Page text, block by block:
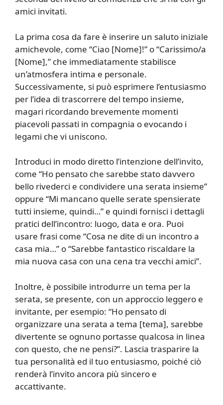
amici invitati.
La prima cosa da fare è inserire un saluto iniziale
amichevole, come “Ciao [Nome]!” o “Carissimo/a
[Nome],” che immediatamente stabilisce
un’atmosfera intima e personale.
Successivamente, si può esprimere l’entusiasmo
per l’idea di trascorrere del tempo insieme,
magari ricordando brevemente momenti
piacevoli passati in compagnia o evocando i
legami che vi uniscono.
Introduci in modo diretto l’intenzione dell’invito,
come “Ho pensato che sarebbe stato davvero
bello rivederci e condividere una serata insieme”
oppure “Mi mancano quelle serate spensierate
tutti insieme, quindi…” e quindi fornisci i dettagli
pratici dell’incontro: luogo, data e ora. Puoi
usare frasi come “Cosa ne dite di un incontro a
casa mia…” o “Sarebbe fantastico riscaldare la
mia nuova casa con una cena tra vecchi amici”.
Inoltre, è possibile introdurre un tema per la
serata, se presente, con un approccio leggero e
invitante, per esempio: “Ho pensato di
organizzare una serata a tema [tema], sarebbe
divertente se ognuno portasse qualcosa in linea
con questo, che ne pensi?”. Lascia trasparire la
tua personalità ed il tuo entusiasmo, poiché ciò
renderà l’invito ancora più sincero e
accattivante.